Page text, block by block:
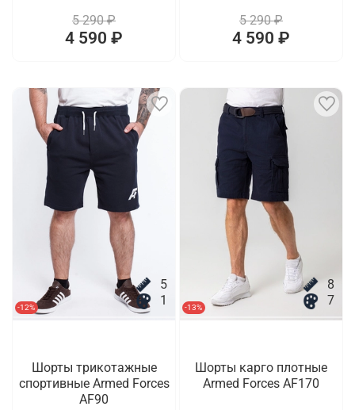
5 290 ₽
4 590 ₽
5 290 ₽
4 590 ₽
-12%
5
1
Шорты трикотажные
спортивные Armed Forces
AF90
-13%
8
7
Шорты карго плотные
Armed Forces AF170